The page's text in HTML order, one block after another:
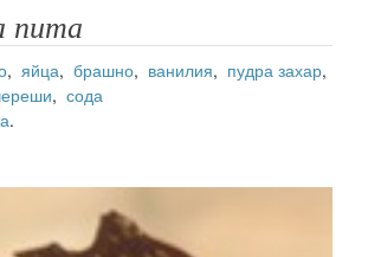
пита
, яйца, брашно, ванилия, пудра захар,
, сода
.